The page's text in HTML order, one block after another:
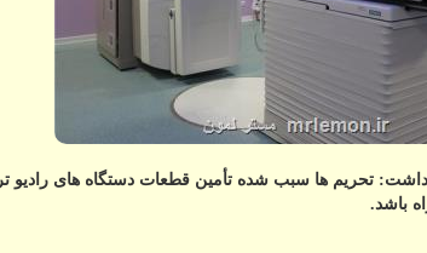
تحریم ها سبب شده تأمین قطعات دستگاه های رادیو
باشد.